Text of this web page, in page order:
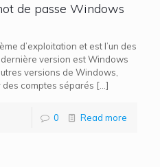
de passe Windows
d’exploitation et est l’un des
version est Windows
versions de Windows,
des comptes séparés […]
0 Read more